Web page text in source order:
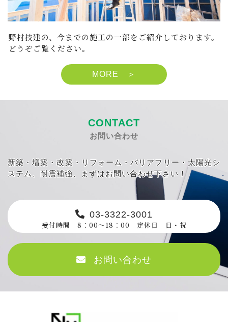
野村技建の、今までの施工の一部をご紹介しております。
どうぞご覧ください。
MORE ＞
CONTACT
お問い合わせ
新築・増築・改築・リフォーム・バリアフリー・太陽光シ
ステム、耐震補強、まずはお問い合わせ下さい！
03-3322-3001
受付時間 8：00～18：00 定休日 日・祝
お問い合わせ